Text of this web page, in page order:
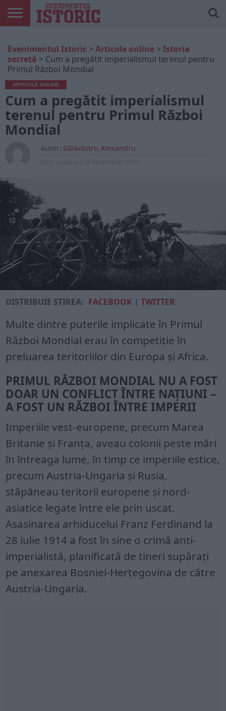
ONLINE
EDIȚII
TIPĂRITE
ISTORIC
PLAY
CONTUL
MEU
Evenimentul Istoric > Articole online > Istoria
secretă > Cum a pregătit imperialismul terenul pentru
Primul Război Mondial
ARTICOLE ONLINE
Cum a pregătit imperialismul
terenul pentru Primul Război
Mondial
Autor: Sălăvăstru Alexandru
DISTRIBUIE ȘTIREA: FACEBOOK |TWITTER
Multe dintre puterile implicate în Primul
Război Mondial erau în competiție în
preluarea teritoriilor din Europa și Africa.
PRIMUL RĂZBOI MONDIAL NU A FOST
DOAR UN CONFLICT ÎNTRE NAȚIUNI –
A FOST UN RĂZBOI ÎNTRE IMPERII
Imperiile vest-europene, precum Marea
Britanie și Franța, aveau colonii peste mări
în întreaga lume, în timp ce imperiile estice,
precum Austria-Ungaria și Rusia,
stăpâneau teritorii europene și nord-
asiatice legate între ele prin uscat.
Asasinarea arhiducelui Franz Ferdinand la
28 iulie 1914 a fost în sine o crimă anti-
imperialistă, planificată de tineri supărați
pe anexarea Bosniei-Herțegovina de către
Austria-Ungaria.